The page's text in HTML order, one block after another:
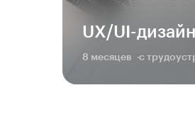
UX/UI-
8 месяцев с